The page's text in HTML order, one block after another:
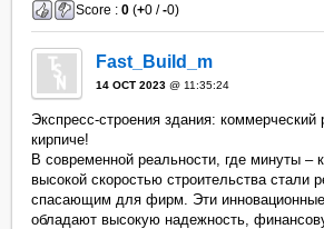
Score :0 (+0 /-0)
Fast_Build_m
14 OCT 2023 @ 11:35:24
Экспресс-строения здания: коммерческий
кирпиче!
В современной реальности, где минуты –
высокой скоростью строительства стали
спасающим для фирм. Эти инновационные
обладают высокую надежность,